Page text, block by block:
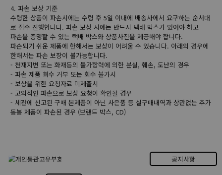
4. 파손 보상 기준
수령한 상품이 파손시에는 수령 후 5일 이내에 배송사에서 요구하는 순서대
로 접수 진행합니다. 파손 보상 시에는 반드시 택배 박스가 있어야 하고
파손을 증명할 수 있는 택배 박스와 상품사진을 제공해야 합니다.
파손되기 쉬운 제품에 한해서는 보상이 어려울 수 있습니다. 아래의 경우에
한해서는 파손 보장이 불가능합니다.
- 천재지변 또는 화재등의 불가항력에 의한 분실, 훼손, 도난의 경우
- 파손 제품 회수 거부 또는 회수 불가시
- 보상을 위한 요청자료 미제출시
- 고의적인 파손으로 보상 요청이 확인될 경우
- 세관에 신고된 구매 본제품이 아닌 사은품 등 실구매내역과 상관없는 추가
동봉 제품이 파손된 경우 (브랜드 박스, CD)
공지사항